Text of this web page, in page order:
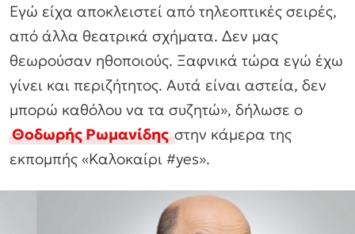
Εγώ είχα αποκλειστεί από τηλεοπτικές σειρές,
από άλλα θεατρικά σχήματα. Δεν μας
θεωρούσαν ηθοποιούς. Ξαφνικά τώρα εγώ έχω
γίνει και περιζήτητος. Αυτά είναι αστεία, δεν
μπορώ καθόλου να τα συζητώ», δήλωσε ο
Θοδωρής Ρωμανίδης στην κάμερα της
εκπομπής «Καλοκαίρι #yes».